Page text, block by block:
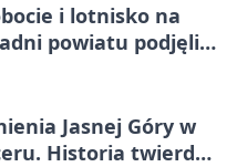
i lotnisko na
powiatu podjęli
Jasnej Góry w
Historia twierdzy